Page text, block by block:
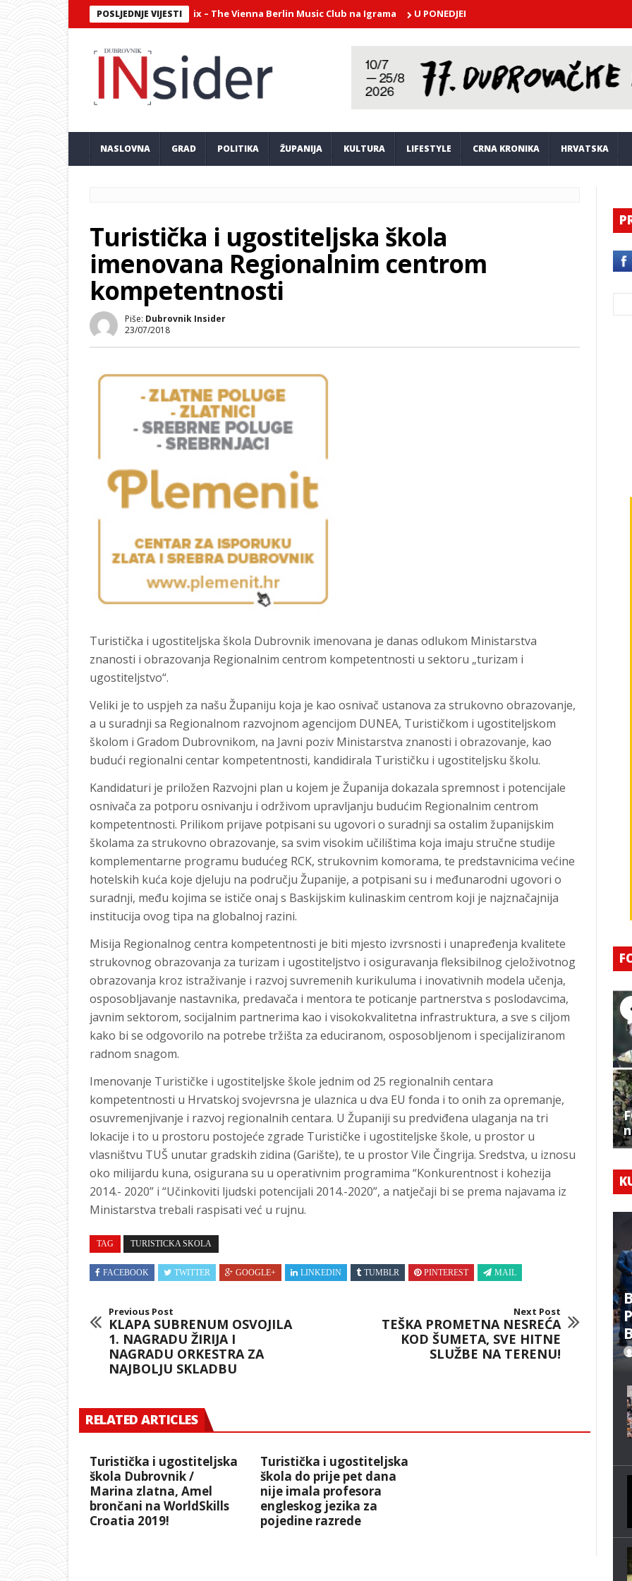
POSLJEDNJE VIJESTI
virtuozni sastav Philharmonix – The Vienna Berlin Music Club na Igrama U PONEDJELJAK U atriju Kneževog dvora nastupa
NASLOVNA GRAD POLITIKA ŽUPANIJA KULTURA LIFESTYLE CRNA KRONIKA HRVATSKA
Turistička i ugostiteljska škola
imenovana Regionalnim centrom
kompetentnosti
Piše: Dubrovnik Insider
23/07/2018
Turistička i ugostiteljska škola Dubrovnik imenovana je danas odlukom Ministarstva
znanosti i obrazovanja Regionalnim centrom kompetentnosti u sektoru „turizam i
ugostiteljstvo“.
Veliki je to uspjeh za našu Županiju koja je kao osnivač ustanova za strukovno obrazovanje,
a u suradnji sa Regionalnom razvojnom agencijom DUNEA, Turističkom i ugostiteljskom
školom i Gradom Dubrovnikom, na Javni poziv Ministarstva znanosti i obrazovanje, kao
budući regionalni centar kompetentnosti, kandidirala Turističku i ugostiteljsku školu.
Kandidaturi je priložen Razvojni plan u kojem je Županija dokazala spremnost i potencijale
osnivača za potporu osnivanju i održivom upravljanju budućim Regionalnim centrom
kompetentnosti. Prilikom prijave potpisani su ugovori o suradnji sa ostalim županijskim
školama za strukovno obrazovanje, sa svim visokim učilištima koja imaju stručne studije
komplementarne programu budućeg RCK, strukovnim komorama, te predstavnicima većine
hotelskih kuća koje djeluju na području Županije, a potpisani su i međunarodni ugovori o
suradnji, među kojima se ističe onaj s Baskijskim kulinaskim centrom koji je najznačajnija
institucija ovog tipa na globalnoj razini.
Misija Regionalnog centra kompetentnosti je biti mjesto izvrsnosti i unapređenja kvalitete
strukovnog obrazovanja za turizam i ugostiteljstvo i osiguravanja fleksibilnog cjeloživotnog
obrazovanja kroz istraživanje i razvoj suvremenih kurikuluma i inovativnih modela učenja,
osposobljavanje nastavnika, predavača i mentora te poticanje partnerstva s poslodavcima,
javnim sektorom, socijalnim partnerima kao i visokokvalitetna infrastruktura, a sve s ciljom
kako bi se odgovorilo na potrebe tržišta za educiranom, osposobljenom i specijaliziranom
radnom snagom.
Imenovanje Turističke i ugostiteljske škole jednim od 25 regionalnih centara
kompetentnosti u Hrvatskoj svojevrsna je ulaznica u dva EU fonda i to onih za opremanje,
osuvremenjivanje i razvoj regionalnih centara. U Županiji su predviđena ulaganja na tri
lokacije i to u prostoru postojeće zgrade Turističke i ugostiteljske škole, u prostor u
vlasništvu TUŠ unutar gradskih zidina (Garište), te u prostor Vile Čingrija. Sredstva, u iznosu
oko milijardu kuna, osigurana su u operativnim programima “Konkurentnost i kohezija
2014.- 2020” i “Učinkoviti ljudski potencijali 2014.-2020”, a natječaji bi se prema najavama iz
Ministarstva trebali raspisati već u rujnu.
TAG TURISTICKA SKOLA
FACEBOOK TWITTER GOOGLE+ LINKEDIN TUMBLR PINTEREST MAIL
Previous Post
KLAPA SUBRENUM OSVOJILA
1. NAGRADU ŽIRIJA I
NAGRADU ORKESTRA ZA
NAJBOLJU SKLADBU
Next Post
TEŠKA PROMETNA NESREĆA
KOD ŠUMETA, SVE HITNE
SLUŽBE NA TERENU!
RELATED ARTICLES
Turistička i ugostiteljska
škola Dubrovnik /
Marina zlatna, Amel
brončani na WorldSkills
Croatia 2019!
Turistička i ugostiteljska
škola do prije pet dana
nije imala profesora
engleskog jezika za
pojedine razrede